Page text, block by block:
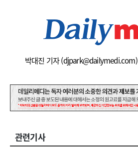
박대진 기자 (djpark@dailymedi.com)
관련기사